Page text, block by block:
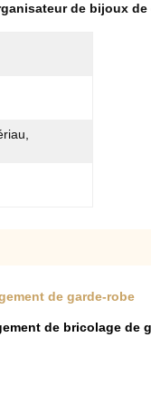
de bijoux
de garde-robe
de bricolage de